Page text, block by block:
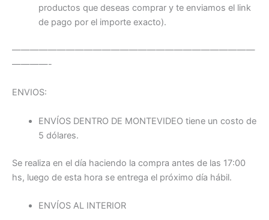
productos que deseas comprar y te enviamos el link
de pago por el importe exacto).
———————————————————————————
————-
ENVIOS:
ENVÍOS DENTRO DE MONTEVIDEO tiene un costo de
5 dólares.
Se realiza en el día haciendo la compra antes de las 17:00
hs, luego de esta hora se entrega el próximo día hábil.
ENVÍOS AL INTERIOR